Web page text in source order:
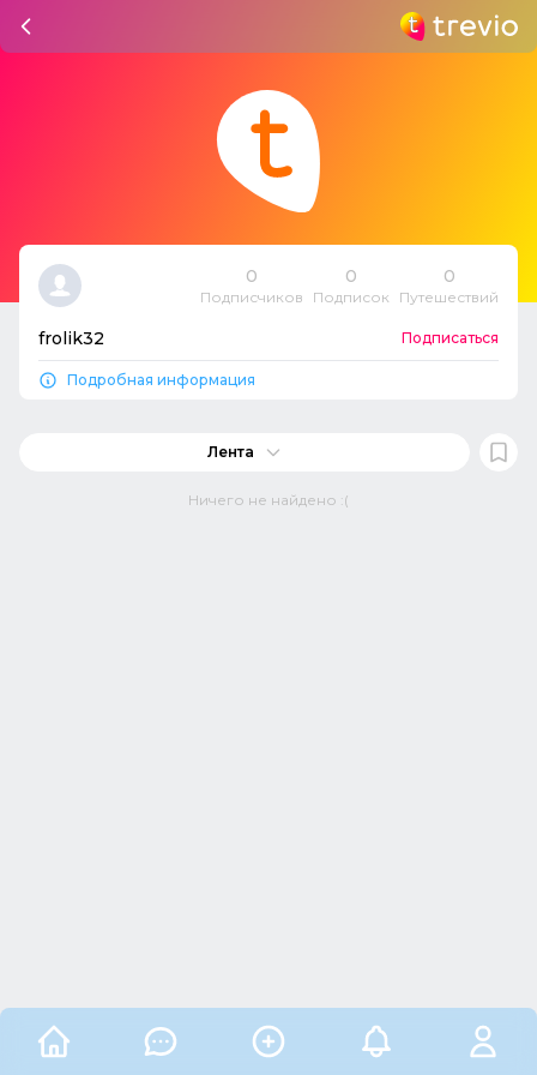
0
Подписчиков
0
Подписок
0
Путешествий
frolik32 Подписаться
Подробная информация
Лента
Ничего не найдено :(